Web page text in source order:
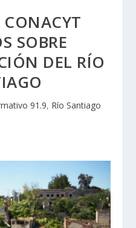
SOBRE
DEL RÍO
91.9, Río Santiago